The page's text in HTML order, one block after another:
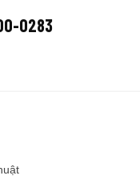
0283